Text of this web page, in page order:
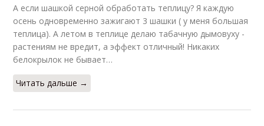
А если шашкой серной обработать теплицу? Я каждую
осень одновременно зажигают 3 шашки ( у меня большая
теплица). А летом в теплице делаю табачную дымовуху -
растениям не вредит, а эффект отличный! Никаких
белокрылок не бывает…
Читать дальше →